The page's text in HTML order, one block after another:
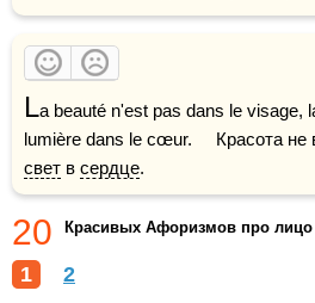
La beauté n'est pas dans le visage,
lumière dans le cœur.     Красота не
свет в сердце.
20 Красивых Афоризмов про лицо
1 2